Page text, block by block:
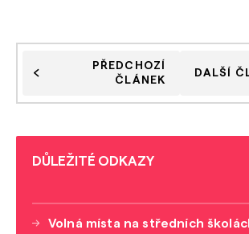
PŘEDCHOZÍ
ČLÁNEK
DALŠÍ
DŮLEŽITÉ ODKAZY
Volná místa na středních